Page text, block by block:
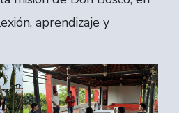
aprendizaje y